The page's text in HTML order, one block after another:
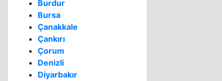
Burdur
Bursa
Çanakkale
Çankırı
Çorum
Denizli
Diyarbakır